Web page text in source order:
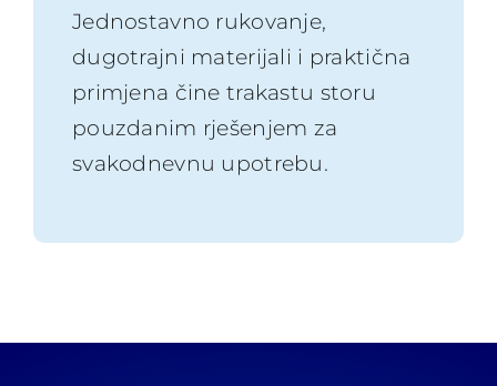
Jednostavno rukovanje,
dugotrajni materijali i praktična
primjena čine trakastu storu
pouzdanim rješenjem za
svakodnevnu upotrebu.